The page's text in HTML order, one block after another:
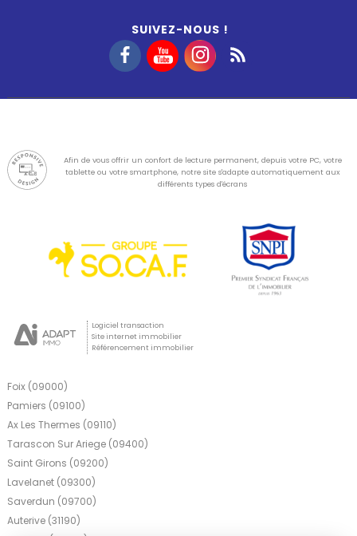
SUIVEZ-NOUS !
Afin de vous offrir un confort de lecture permanent, depuis votre PC, votre
tablette ou votre smartphone, notre site s'adapte automatiquement aux
différents types d'écrans
Logiciel transaction
Site internet immobilier
Référencement immobilier
Foix (09000)
Pamiers (09100)
Ax Les Thermes (09110)
Tarascon Sur Ariege (09400)
Saint Girons (09200)
Lavelanet (09300)
Saverdun (09700)
Auterive (31190)